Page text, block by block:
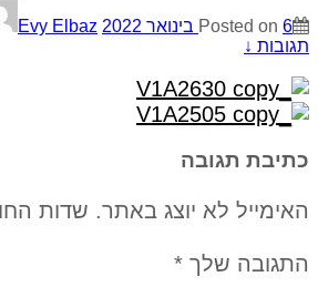
Posted on 6 בינואר 2022 Evy Elbaz
תגובות ↓
כתיבת תגובה
האימייל לא יוצג באתר. שדות
התגובה שלך *